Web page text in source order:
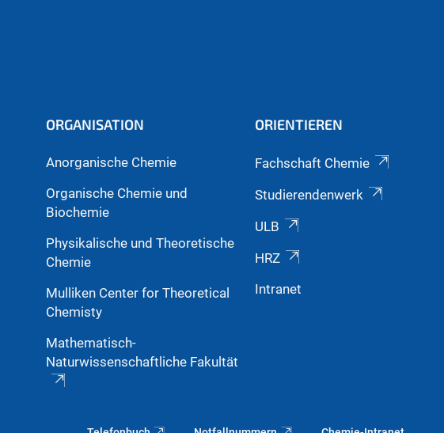
ORGANISATION
Anorganische Chemie
Organische Chemie und
Biochemie
Physikalische und Theoretische
Chemie
Mulliken Center for Theoretical
Chemisty
Mathematisch-
Naturwissenschaftliche Fakultät
ORIENTIEREN
Fachschaft Chemie
Studierendenwerk
ULB
HRZ
Intranet